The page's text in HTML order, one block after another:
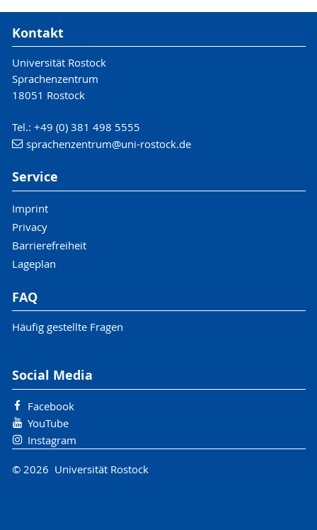
Kontakt
Universität Rostock
Sprachenzentrum
18051 Rostock
Tel.: +49 (0) 381 498 5555
sprachenzentrum@uni-rostock.de
Service
Imprint
Privacy
Barrierefreiheit
Lageplan
FAQ
Häufig gestellte Fragen
Social Media
Facebook
YouTube
Instagram
© 2026 Universität Rostock